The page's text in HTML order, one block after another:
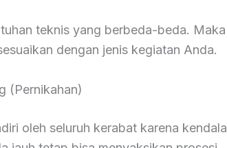
teknis yang berbeda-beda. Maka
dengan jenis kegiatan Anda.
(Pernikahan)
oleh seluruh kerabat karena kendala